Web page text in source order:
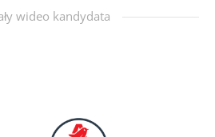
wideo kandydata